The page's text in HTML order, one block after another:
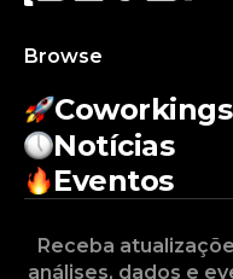
Browse
Coworkings
Notícias
Eventos
Receba
análises, dados e